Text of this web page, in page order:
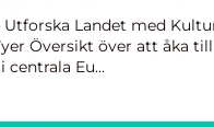
Utforska Landet med
Översikt över att åka
centrala Eu...